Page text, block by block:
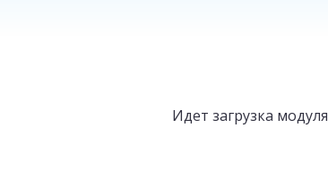
16
Идет загрузка модуля